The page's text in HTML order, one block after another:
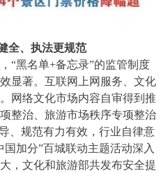
全、执法更规范
“黑名单+备忘录”的监管制度
显著。互联网上网服务、文化
网络文化市场内容自审得到推
整治、旅游市场秩序专项整治
、规范有力有效，行业自律意
加分”百城联动主题活动深入
，文化和旅游部共发布安全提